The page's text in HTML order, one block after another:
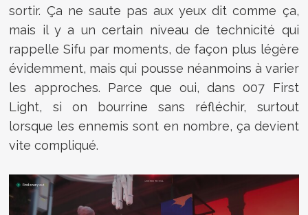
sortir. Ça ne saute pas aux yeux dit comme ça,
mais il y a un certain niveau de technicité qui
rappelle Sifu par moments, de façon plus légère
évidemment, mais qui pousse néanmoins à varier
les approches. Parce que oui, dans 007 First
Light, si on bourrine sans réfléchir, surtout
lorsque les ennemis sont en nombre, ça devient
vite compliqué.